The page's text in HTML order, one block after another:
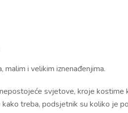
i velikim iznenađenjima.
svjetove, kroje kostime
treba, podsjetnik su koliko je